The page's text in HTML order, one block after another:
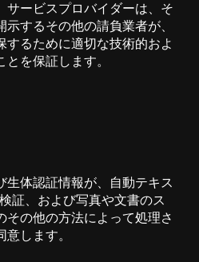
サービスプロバイダーは、そ
するその他の請負業者が、
るために適切な技術的およ
を保証します。
生体認証情報が、自動テキス
証、および写真や文書のス
その他の方法によって処理さ
します。